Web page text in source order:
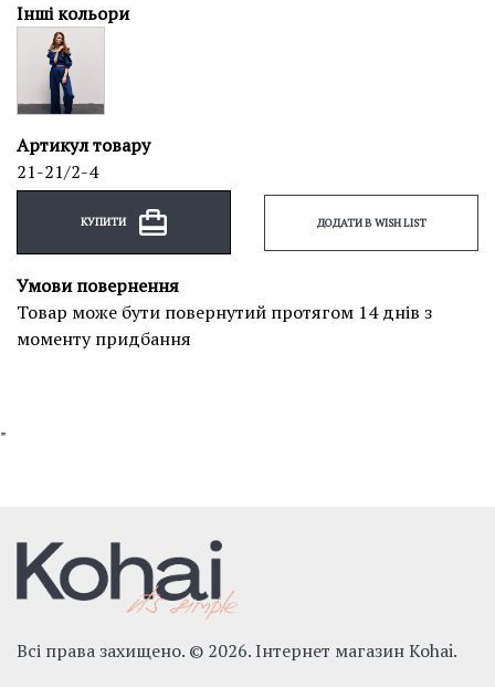
Інші кольори
Артикул товару
21-21/2-4
КУПИТИ ДОДАТИ В WISH LIST
Умови повернення
Товар може бути повернутий протягом 14 днів з
моменту придбання
"
Всі права захищено. © 2026. Інтернет магазин Kohai.